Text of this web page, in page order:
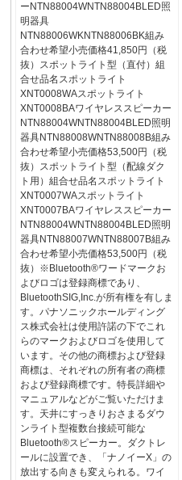
ーNTN88004WNTN88004BLED照
明器具
NTN88006WKNTN88006BK組み
合わせ希望小売価格41,850円（税
抜）スポットライト型（直付）組
合せ品名スポットライト
XNT0008WAスポットライト
XNT0008BAワイヤレススピーカー
NTN88004WNTN88004BLED照明
器具NTN88008WNTN88008B組み
合わせ希望小売価格53,500円（税
抜）スポットライト型（配線ダク
ト用）組合せ品名スポットライト
XNT0007WAスポットライト
XNT0007BAワイヤレススピーカー
NTN88004WNTN88004BLED照明
器具NTN88007WNTN88007B組み
合わせ希望小売価格53,500円（税
抜）※Bluetooth®ワードマークお
よびロゴは登録商標であり、
BluetoothSIG,Inc.が所有権を有しま
す。パナソニックホールディング
ス株式会社は使用許諾の下でこれ
らのマークおよびロゴを使用して
います。その他の商標および登録
商標は、それぞれの所有者の商標
および登録商標です。特長詳細や
マニュアルなどがご覧いただけま
す。天井にすっきりおさまるダウ
ンライト型複数台接続可能な
Bluetooth®スピーカー。ダクトレ
ールに設置でき、「ナノイーX」の
放出する向きも変えられる。ワイ